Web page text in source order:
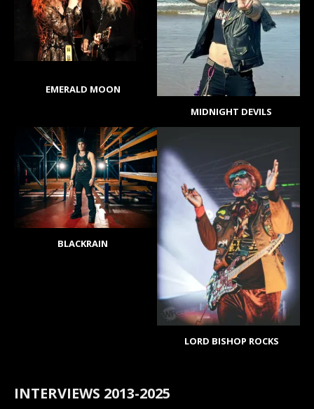
EMERALD MOON
MIDNIGHT DEVILS
BLACKRAIN
LORD BISHOP ROCKS
INTERVIEWS 2013-2025